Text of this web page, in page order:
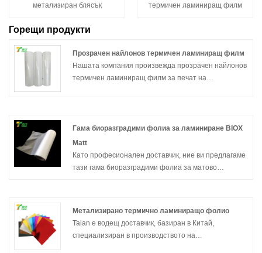
метализиран блясък
термичен ламиниращ филм
Горещи продукти
Прозрачен найлонов термичен ламиниращ филм
Нашата компания произвежда прозрачен найлонов
термичен ламиниращ филм за печат на
Гама биоразградими фолиа за ламиниране BIOX
Matt
Като професионален доставчик, ние ви предлагаме
тази гама биоразградими фолиа за матово
и технология за обработка на матова повърхност. В
Taian разбираме, че бъдещите опаковки от висок
клас трябва да са екологични, но не могат да
Метализирано термично ламиниращо фолио
Taian е водещ доставчик, базиран в Китай,
специализиран в производството на